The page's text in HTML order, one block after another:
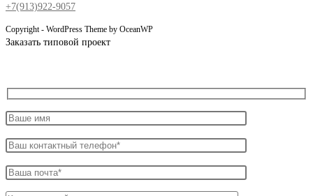
+7(913)922-9057
Copyright - WordPress Theme by OceanWP
Заказать типовой проект